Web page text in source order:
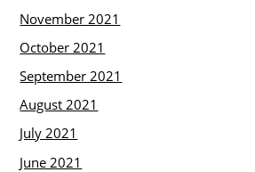
November 2021
October 2021
September 2021
August 2021
July 2021
June 2021